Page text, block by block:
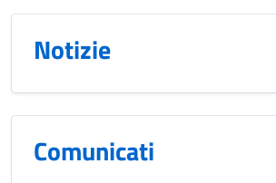
Notizie
Comunicati